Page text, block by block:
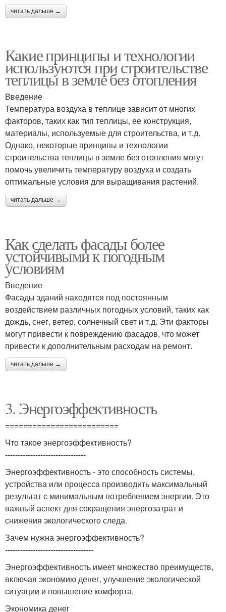
читать дальше →
Какие принципы и технологии
используются при строительстве
теплицы в земле без отопления
Введение
Температура воздуха в теплице зависит от многих
факторов, таких как тип теплицы, ее конструкция,
материалы, используемые для строительства, и т.д.
Однако, некоторые принципы и технологии
строительства теплицы в земле без отопления могут
помочь увеличить температуру воздуха и создать
оптимальные условия для выращивания растений.
читать дальше →
Как сделать фасады более
устойчивыми к погодным
условиям
Введение
Фасады зданий находятся под постоянным
воздействием различных погодных условий, таких как
дождь, снег, ветер, солнечный свет и т.д. Эти факторы
могут привести к повреждению фасадов, что может
привести к дополнительным расходам на ремонт.
читать дальше →
3. Энергоэффективность
=========================
Что такое энергоэффективность?
--------------------------------
Энергоэффективность - это способность системы,
устройства или процесса производить максимальный
результат с минимальным потреблением энергии. Это
важный аспект для сокращения энергозатрат и
снижения экологического следа.
Зачем нужна энергоэффективность?
-----------------------------------
Энергоэффективность имеет множество преимуществ,
включая экономию денег, улучшение экологической
ситуации и повышение комфорта.
Экономика денег